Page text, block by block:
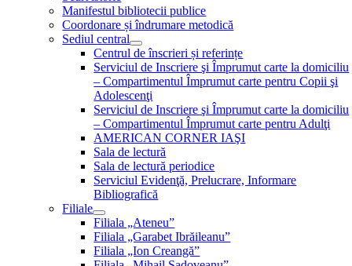
Manifestul bibliotecii publice
Coordonare și îndrumare metodică
Sediul central
Centrul de înscrieri și referințe
Serviciul de Inscriere şi Împrumut carte la domiciliu
– Compartimentul Împrumut carte pentru Copii şi
Adolescenţi
Serviciul de Inscriere şi Împrumut carte la domiciliu
– Compartimentul Împrumut carte pentru Adulţi
AMERICAN CORNER IAŞI
Sala de lectură
Sala de lectură periodice
Serviciul Evidenţă, Prelucrare, Informare
Bibliografică
Filiale
Filiala „Ateneu”
Filiala „Garabet Ibrăileanu”
Filiala „Ion Creangă”